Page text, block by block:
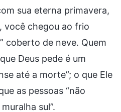
sua eterna primavera,
você chegou ao frio
coberto de neve. Quem
Deus pede é um
até a morte”; o que Ele
as pessoas “não
sul”.